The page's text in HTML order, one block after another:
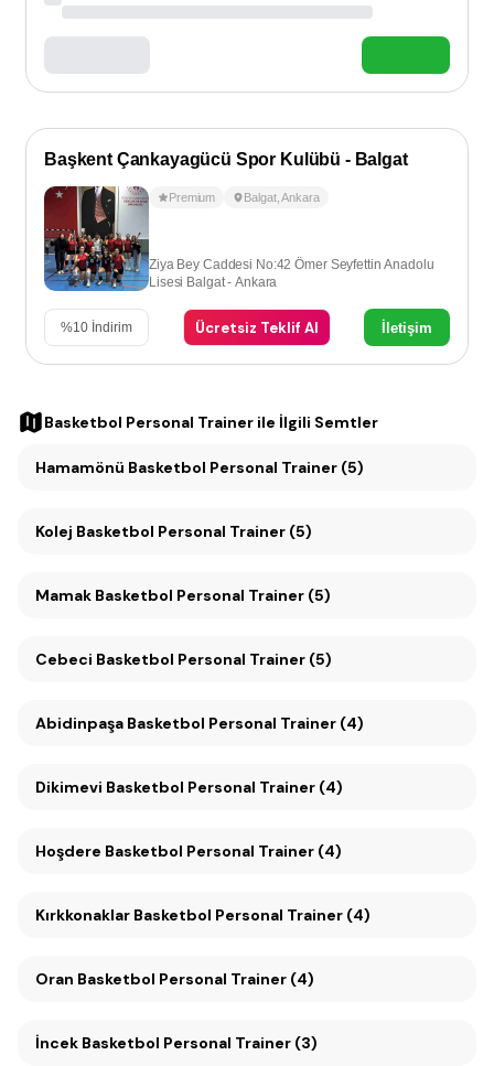
Başkent Çankayagücü Spor Kulübü - Balgat
Premium Balgat,Ankara
Ziya Bey Caddesi No:42 Ömer Seyfettin Anadolu
Lisesi Balgat - Ankara
%10 İndirim Ücretsiz Teklif Al İletişim
Basketbol Personal Trainer ile İlgili Semtler
Hamamönü Basketbol Personal Trainer (5)
Kolej Basketbol Personal Trainer (5)
Mamak Basketbol Personal Trainer (5)
Cebeci Basketbol Personal Trainer (5)
Abidinpaşa Basketbol Personal Trainer (4)
Dikimevi Basketbol Personal Trainer (4)
Hoşdere Basketbol Personal Trainer (4)
Kırkkonaklar Basketbol Personal Trainer (4)
Oran Basketbol Personal Trainer (4)
İncek Basketbol Personal Trainer (3)